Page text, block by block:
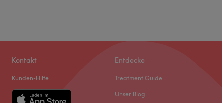
Kontakt
Kunden-Hilfe
Entdecke
Treatment Guide
Unser Blog